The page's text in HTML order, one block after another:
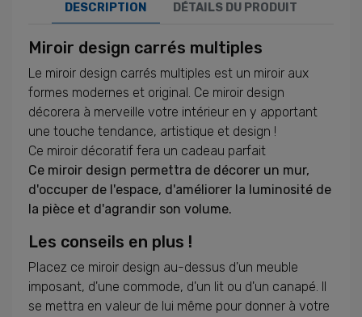
DESCRIPTION DÉTAILS DU PRODUIT
Miroir design carrés multiples
Le miroir design carrés multiples est un miroir aux
formes modernes et original. Ce miroir design
décorera à merveille votre intérieur en y apportant
une touche tendance, artistique et design !
Ce miroir décoratif fera un cadeau parfait
Ce miroir design permettra de décorer un mur,
d'occuper de l'espace, d'améliorer la luminosité de
la pièce et d'agrandir son volume.
Les conseils en plus !
Placez ce miroir design au-dessus d'un meuble
imposant, d'une commode, d'un lit ou d'un canapé. Il
se mettra en valeur de lui même pour donner à votre